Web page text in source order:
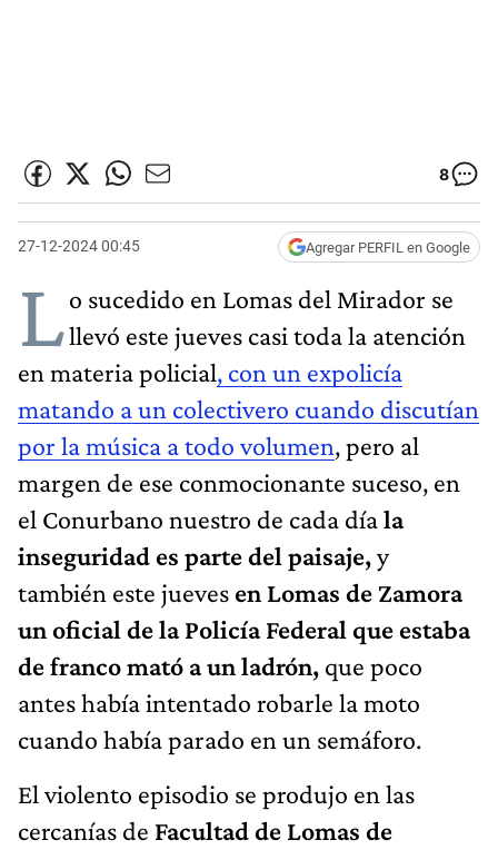
8
27-12-2024 00:45 Agregar PERFIL en Google
Lo sucedido en Lomas del Mirador se
llevó este jueves casi toda la atención
en materia policial, con un expolicía
matando a un colectivero cuando discutían
por la música a todo volumen, pero al
margen de ese conmocionante suceso, en
el Conurbano nuestro de cada díala
inseguridad es parte del paisaje,y
también este jueves en Lomas de Zamora
un oficial de la Policía Federal que estaba
de franco mató a un ladrón, que poco
antes había intentado robarle la moto
cuando había parado en un semáforo.
El violento episodio se produjo en las
cercanías de Facultad de Lomas de